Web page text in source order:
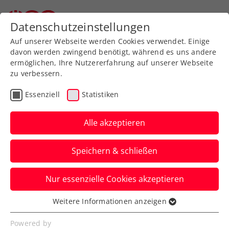
Aktuelle News
News filtern
Datenschutzeinstellungen
Auf unserer Webseite werden Cookies verwendet. Einige
davon werden zwingend benötigt, während es uns andere
ermöglichen, Ihre Nutzererfahrung auf unserer Webseite
zu verbessern.
Essenziell Statistiken
Alle akzeptieren
Speichern & schließen
Nur essenzielle Cookies akzeptieren
Essenziell
Essenzielle Cookies werden für grundlegende
Weitere Informationen anzeigen
Powered by